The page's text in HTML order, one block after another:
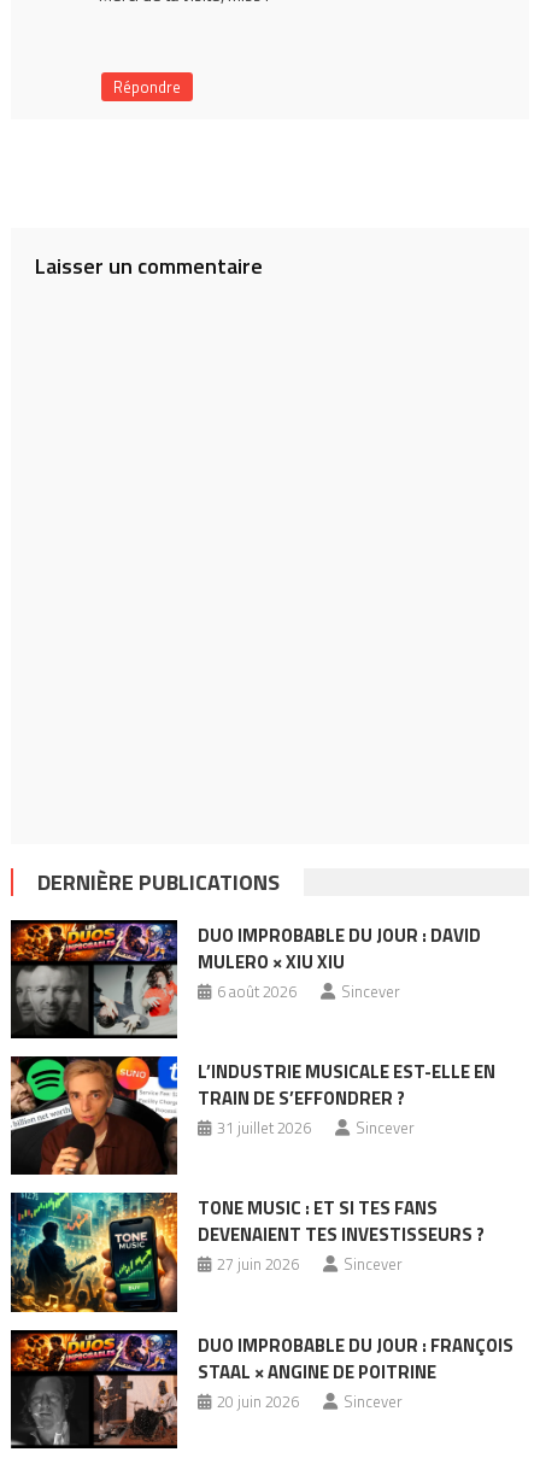
Répondre
Laisser un commentaire
DERNIÈRE PUBLICATIONS
DUO IMPROBABLE DU JOUR : DAVID
MULERO × XIU XIU
6 août 2026 Sincever
L’INDUSTRIE MUSICALE EST-ELLE EN
TRAIN DE S’EFFONDRER ?
31 juillet 2026 Sincever
TONE MUSIC : ET SI TES FANS
DEVENAIENT TES INVESTISSEURS ?
27 juin 2026 Sincever
DUO IMPROBABLE DU JOUR : FRANÇOIS
STAAL × ANGINE DE POITRINE
20 juin 2026 Sincever